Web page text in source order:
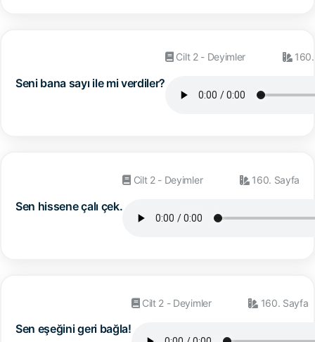
Seni bana sayı ile mi verdiler?
Cilt 2 - Deyimler 160.
Sen hissene çalı çek.
Cilt 2 - Deyimler 160. Sayfa
Sen eşeğini geri bağla!
Cilt 2 - Deyimler 160. Sayfa